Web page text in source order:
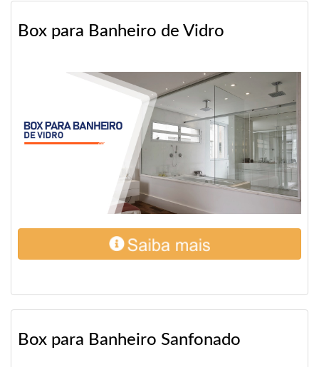
Box para Banheiro de Vidro
Box para Banheiro Sanfonado